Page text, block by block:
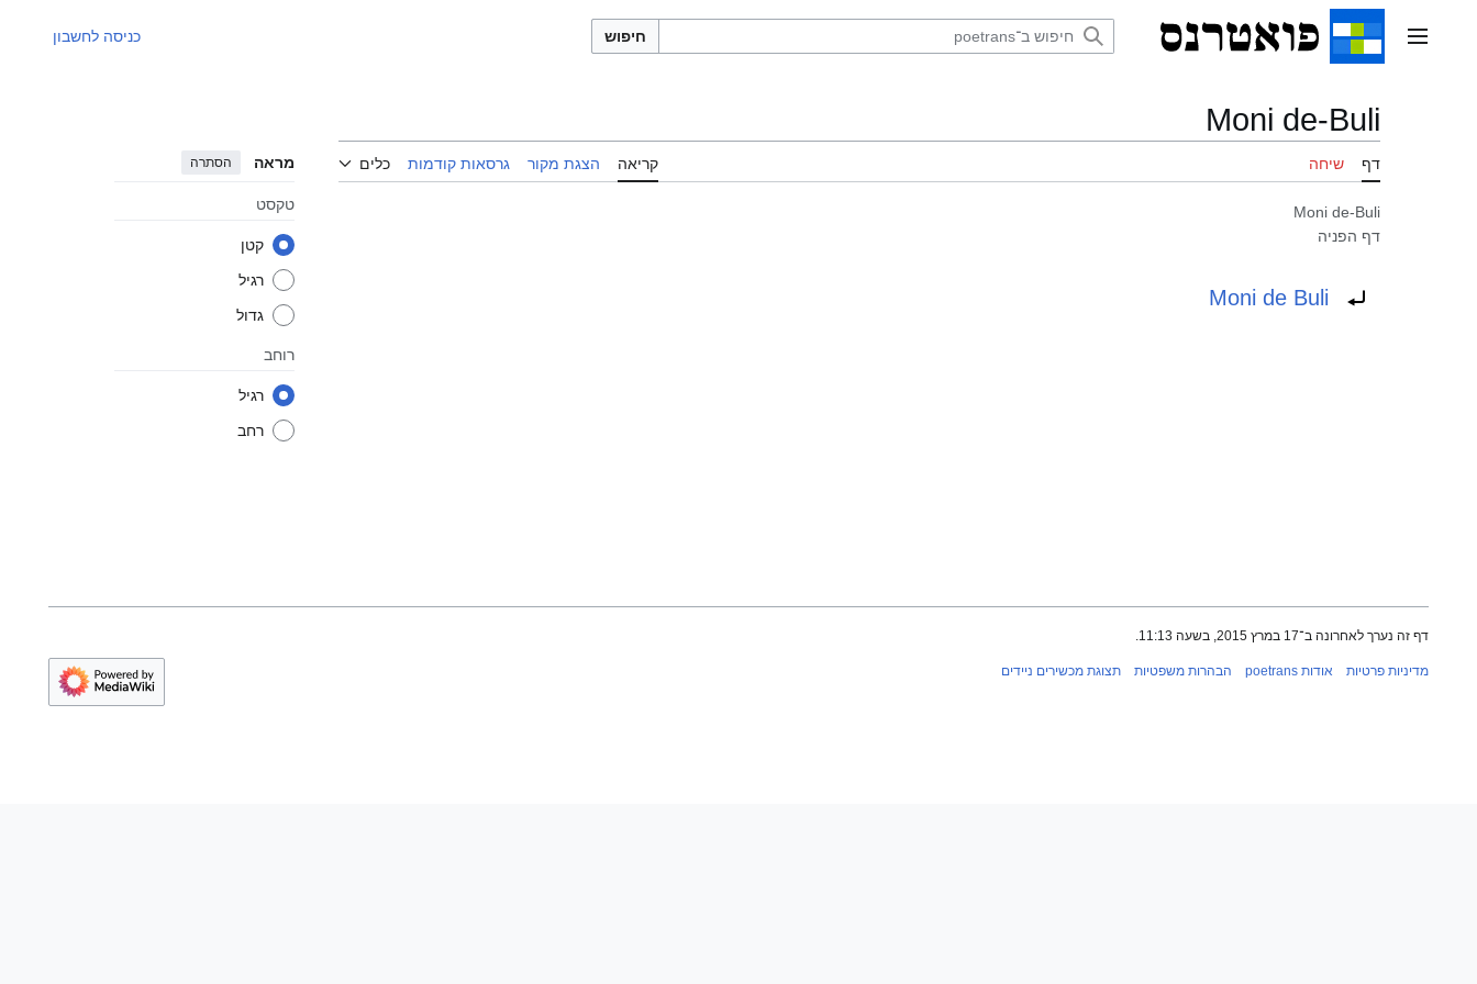
תפריט ראשי חיפוש כניסה לחשבון
Moni de-Buli
דף שיחה קריאה הצגת מקור גרסאות קודמות כלים מראה הסתרה
טקסט
קטן
רגיל
גדול
רוחב
רגיל
רחב
Moni de-Buli
דף הפניה
Moni de Buli
דף זה נערך לאחרונה ב־17 במרץ 2015, בשעה 11:13.
מדיניות פרטיות אודות poetrans הבהרות משפטיות תצוגת מכשירים ניידים